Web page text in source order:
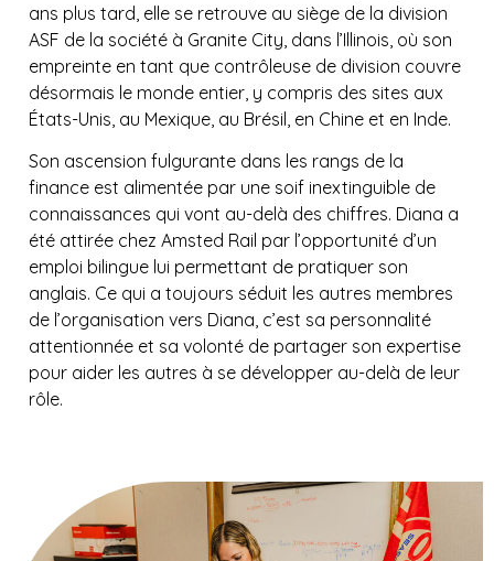
ans plus tard, elle se retrouve au siège de la division
ASF de la société à Granite City, dans l’Illinois, où son
empreinte en tant que contrôleuse de division couvre
désormais le monde entier, y compris des sites aux
États-Unis, au Mexique, au Brésil, en Chine et en Inde.
Son ascension fulgurante dans les rangs de la
finance est alimentée par une soif inextinguible de
connaissances qui vont au-delà des chiffres. Diana a
été attirée chez Amsted Rail par l’opportunité d’un
emploi bilingue lui permettant de pratiquer son
anglais. Ce qui a toujours séduit les autres membres
de l’organisation vers Diana, c’est sa personnalité
attentionnée et sa volonté de partager son expertise
pour aider les autres à se développer au-delà de leur
rôle.